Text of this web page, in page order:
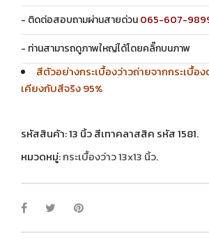
- ติดต่อสอบถามผ่านสายด่วน065-607-
- ท่านสามารถดูภาพใหญ่ได้โดยคลิ๊กบนภาพ
สีตัวอย่างกระเบื้องว่าวถ่ายจากกระเบื้อ
เคียงกับสีจริง 95%
รหัสสินค้า:13 นิ้ว สีเทาคลาสสิค รหัส 1581.
หมวดหมู่:กระเบื้องว่าว 13x13 นิ้ว.